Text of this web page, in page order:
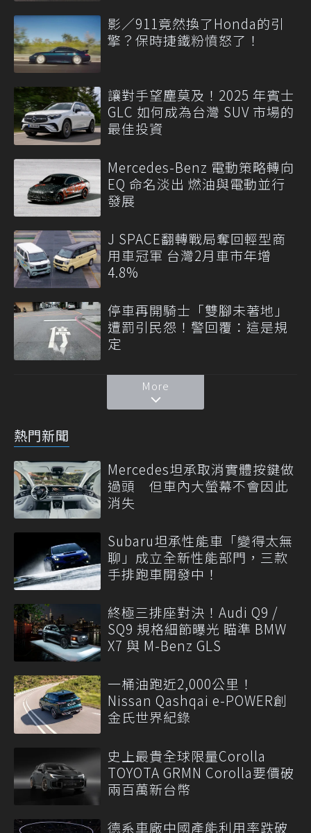
影／911竟然換了Honda的引
擎？保時捷鐵粉憤怒了！
讓對手望塵莫及！2025 年賓士
GLC 如何成為台灣 SUV 市場的
最佳投資
Mercedes-Benz 電動策略轉向
EQ 命名淡出 燃油與電動並行
發展
J SPACE翻轉戰局奪回輕型商
用車冠軍 台灣2月車市年增
4.8%
停車再開騎士「雙腳未著地」
遭罰引民怨！警回覆：這是規
定
More
熱門新聞
Mercedes坦承取消實體按鍵做
過頭 但車內大螢幕不會因此
消失
Subaru坦承性能車「變得太無
聊」成立全新性能部門，三款
手排跑車開發中！
終極三排座對決！Audi Q9 /
SQ9 規格細節曝光 瞄準 BMW
X7 與 M-Benz GLS
一桶油跑近2,000公里！
Nissan Qashqai e-POWER創
金氏世界紀錄
史上最貴全球限量Corolla
TOYOTA GRMN Corolla要價破
兩百萬新台幣
德系車廠中國產能利用率跌破